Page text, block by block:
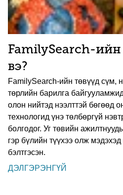
FamilySearch-
вэ?
FamilySearch-ийн төвүүд сүм,
төрлийн барилга
олон нийтэд нээлттэй бөгөөд
технологид үнэ төлбөргүй
болгодог. Уг төвийн
гэр бүлийн түүхээ олж
бэлтгэсэн.
ДЭЛГЭРЭНГҮЙ